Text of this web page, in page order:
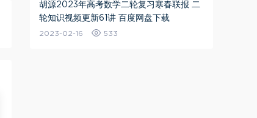
胡源2023年高考数学二轮复习寒春联报 二
轮知识视频更新61讲 百度网盘下载
2023-02-16 533